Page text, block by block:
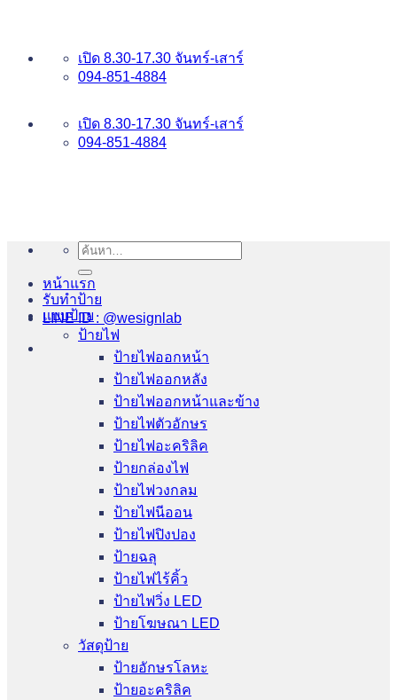
เปิด 8.30-17.30 จันทร์-เสาร์
094-851-4884
เปิด 8.30-17.30 จันทร์-เสาร์
094-851-4884
LINE ID : @wesignlab
ค้นหา:
หน้าแรก
รับทำป้าย
แบบป้าย
ป้ายไฟ
ป้ายไฟออกหน้า
ป้ายไฟออกหลัง
ป้ายไฟออกหน้าและข้าง
ป้ายไฟตัวอักษร
ป้ายไฟอะคริลิค
ป้ายกล่องไฟ
ป้ายไฟวงกลม
ป้ายไฟนีออน
ป้ายไฟปิงปอง
ป้ายฉลุ
ป้ายไฟไร้คิ้ว
ป้ายไฟวิ่ง LED
ป้ายโฆษณา LED
วัสดุป้าย
ป้ายอักษรโลหะ
ป้ายอะคริลิค